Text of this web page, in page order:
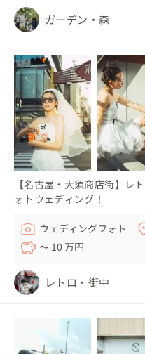
ガーデン・森
【名古屋・大須商店街】レ
ォトウェディング！
ウェディングフォト
〜 10 万円
レトロ・街中